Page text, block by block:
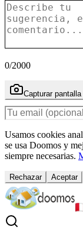
0/2000
Capturar pantalla
Usamos cookies
se usa Doomos y
siempre necesarias.
Rechazar Aceptar